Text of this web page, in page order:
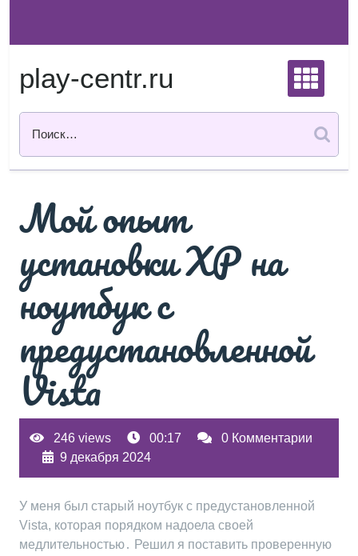
содержимому
play-centr.ru
Мой опыт
установки XP на
ноутбук с
предустановленной
Vista
246 views 00:17
0 Комментарии
9 декабря 2024
У меня был старый ноутбук с предустановленной
Vista, которая порядком надоела своей
медлительностью․ Решил я поставить проверенную